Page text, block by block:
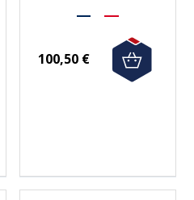
(1 avis)
100,50 €